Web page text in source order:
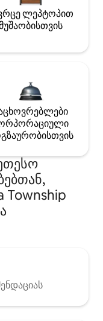
ლეპტოპით